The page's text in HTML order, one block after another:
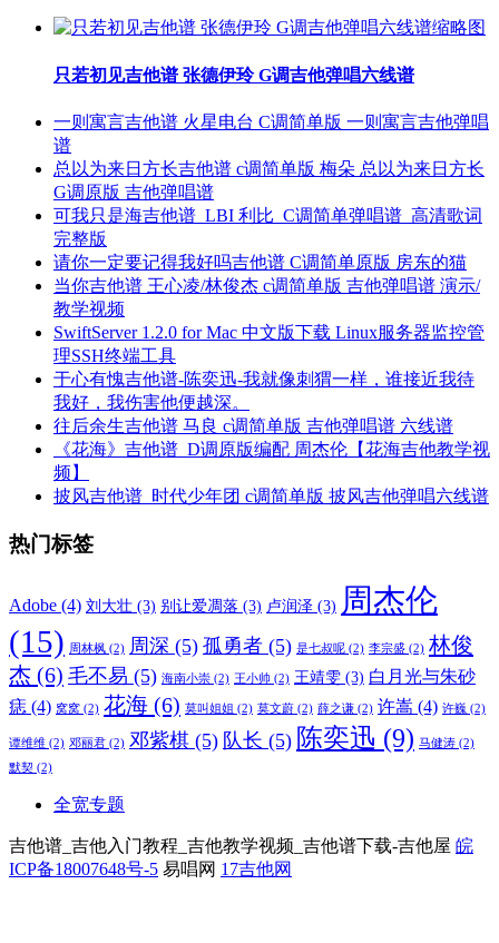
只若初见吉他谱 张德伊玲 G调吉他弹唱六线谱
一则寓言吉他谱 火星电台 C调简单版 一则寓言吉他弹唱
谱
总以为来日方长吉他谱 c调简单版 梅朵 总以为来日方长
G调原版 吉他弹唱谱
可我只是海吉他谱_LBI 利比_C调简单弹唱谱_高清歌词
完整版
请你一定要记得我好吗吉他谱 C调简单原版 房东的猫
当你吉他谱 王心凌/林俊杰 c调简单版 吉他弹唱谱 演示/
教学视频
SwiftServer 1.2.0 for Mac 中文版下载 Linux服务器监控管
理SSH终端工具
于心有愧吉他谱-陈奕迅-我就像刺猬一样，谁接近我待
我好，我伤害他便越深。
往后余生吉他谱 马良 c调简单版 吉他弹唱谱 六线谱
《花海》吉他谱_D调原版编配 周杰伦【花海吉他教学视
频】
披风吉他谱_时代少年团 c调简单版 披风吉他弹唱六线谱
热门标签
Adobe (4) 刘大壮 (3) 别让爱凋落 (3) 卢润泽 (3) 周杰伦
(15) 周林枫 (2) 周深 (5) 孤勇者 (5) 是七叔呢 (2) 李宗盛 (2) 林俊
杰 (6) 毛不易 (5) 海南小崇 (2) 王小帅 (2) 王靖雯 (3) 白月光与朱砂
痣 (4) 窝窝 (2) 花海 (6) 莫叫姐姐 (2) 莫文蔚 (2) 薛之谦 (2) 许嵩 (4) 许巍 (2)
谭维维 (2) 邓丽君 (2) 邓紫棋 (5) 队长 (5) 陈奕迅 (9) 马健涛 (2)
默契 (2)
全宽专题
吉他谱_吉他入门教程_吉他教学视频_吉他谱下载-吉他屋 皖
ICP备18007648号-5 易唱网 17吉他网